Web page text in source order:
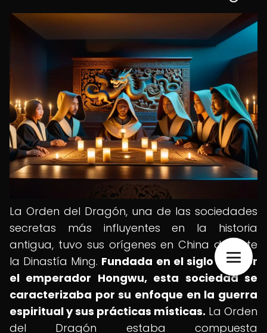
La Orden del Dragón, una de las sociedades
secretas más influyentes en la historia
antigua, tuvo sus orígenes en China durante
la Dinastía Ming. Fundada en el siglo XIV por
el emperador Hongwu, esta sociedad se
caracterizaba por su enfoque en la guerra
espiritual y sus prácticas místicas. La Orden
del Dragón estaba compuesta